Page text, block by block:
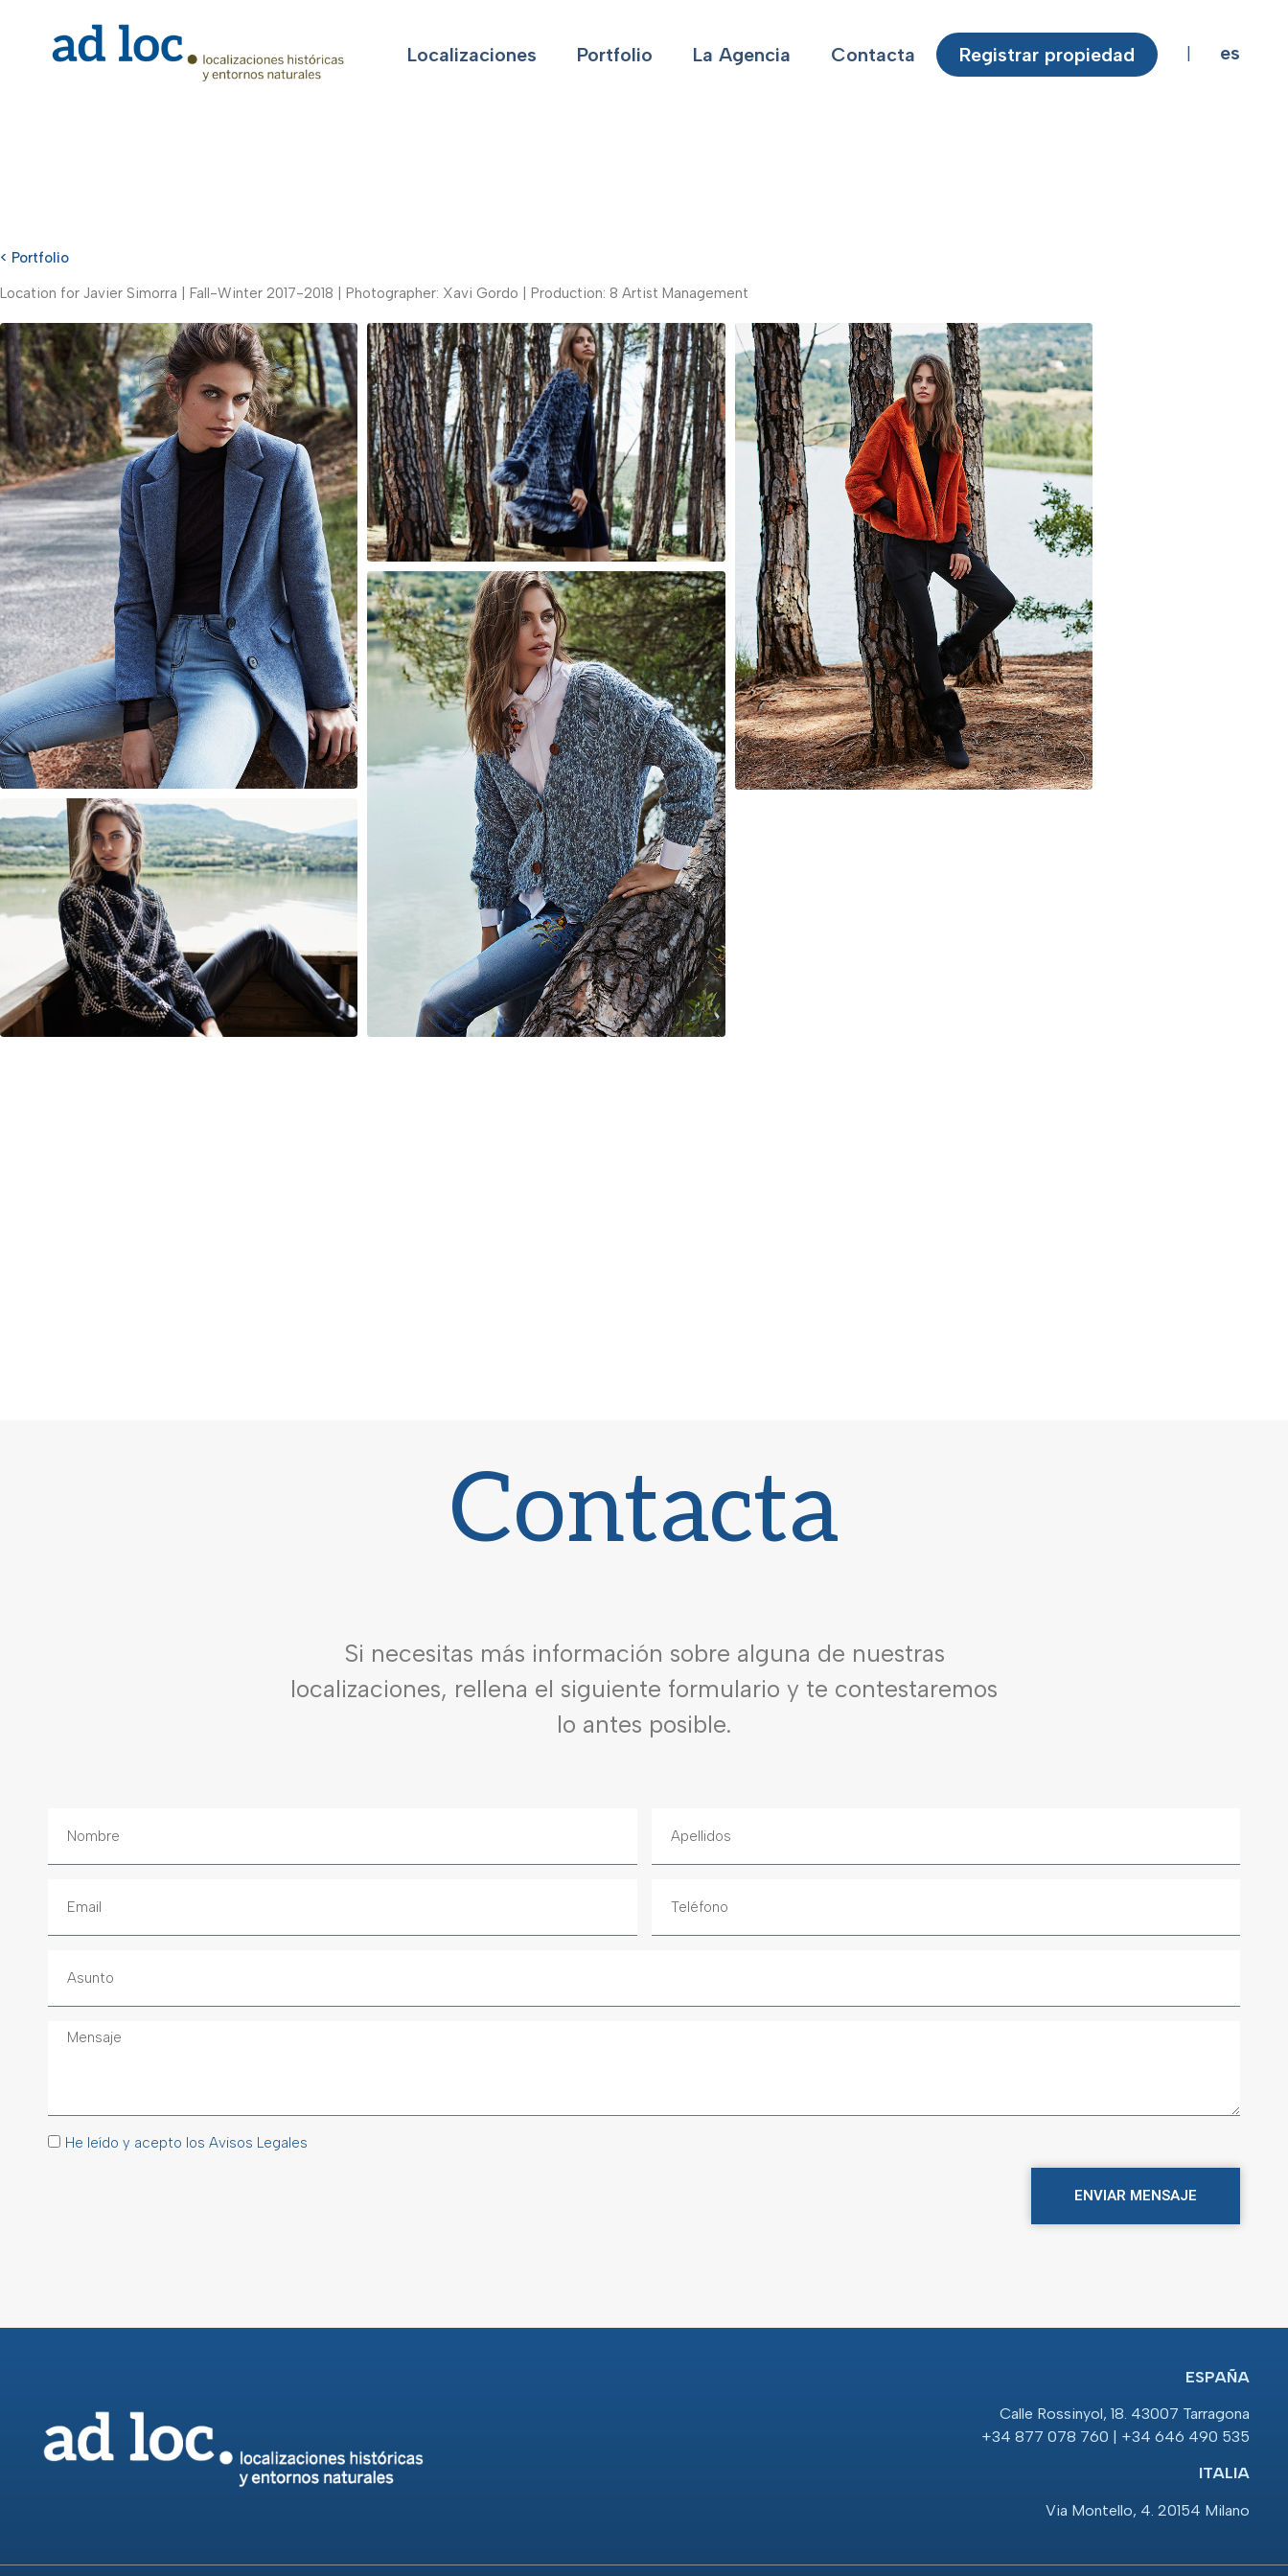
Localizaciones Portfolio La Agencia Contacta Registrar propiedad es
< Portfolio
Location for Javier Simorra | Fall-Winter 2017-2018 | Photographer: Xavi Gordo | Production: 8 Artist Management
Contacta
Si necesitas más información sobre alguna de nuestras
localizaciones, rellena el siguiente formulario y te contestaremos
lo antes posible.
He leído y acepto los Avisos Legales
ENVIAR MENSAJE
ESPAÑA
Calle Rossinyol, 18. 43007 Tarragona
+34 877 078 760 | +34 646 490 535
ITALIA
Via Montello, 4. 20154 Milano